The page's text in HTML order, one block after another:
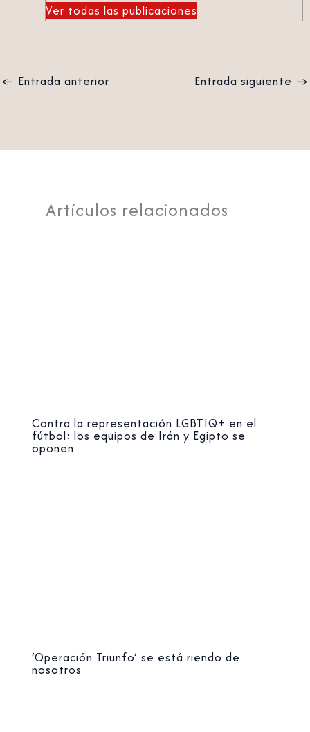
Ver todas las publicaciones
← Entrada anterior Entrada siguiente →
Artículos relacionados
Contra la representación LGBTIQ+ en el
fútbol: los equipos de Irán y Egipto se
oponen
‘Operación Triunfo’ se está riendo de
nosotros